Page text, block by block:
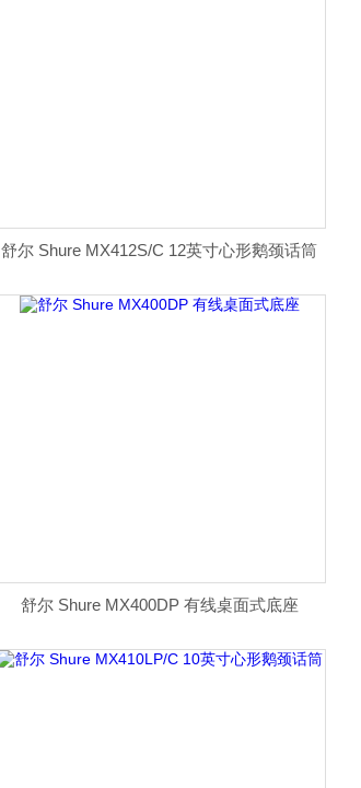
舒尔 Shure MX412S/C 12英寸心形鹅颈话筒
舒尔 Shure MX400DP 有线桌面式底座